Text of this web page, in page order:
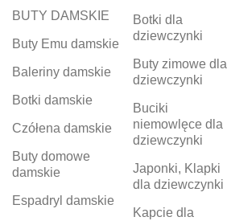
BUTY DAMSKIE
Buty Emu damskie
Baleriny damskie
Botki damskie
Czółena damskie
Buty domowe
damskie
Espadryl damskie
Botki dla
dziewczynki
Buty zimowe dla
dziewczynki
Buciki
niemowlęce dla
dziewczynki
Japonki, Klapki
dla dziewczynki
Kapcie dla